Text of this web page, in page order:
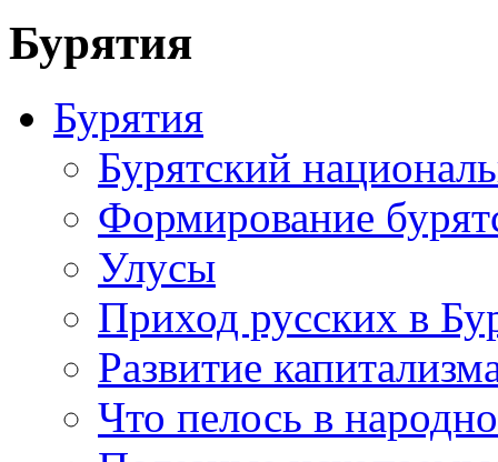
Бурятия
Бурятия
Бурятский
Формирование
Улусы
Приход русских в
Развитие
Что пелось в